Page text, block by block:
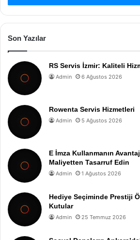
Son Yazılar
RS Servis İzmir: Kaliteli
Admin 6 Ağustos 2026
Rowenta Servis Hizmetleri
Admin 5 Ağustos 2026
E İmza Kullanmanın
Maliyetten Tasarruf Edin
Admin 1 Ağustos 2026
Hediye Seçiminde Prestiji
Kutular
Admin 25 Temmuz 2026